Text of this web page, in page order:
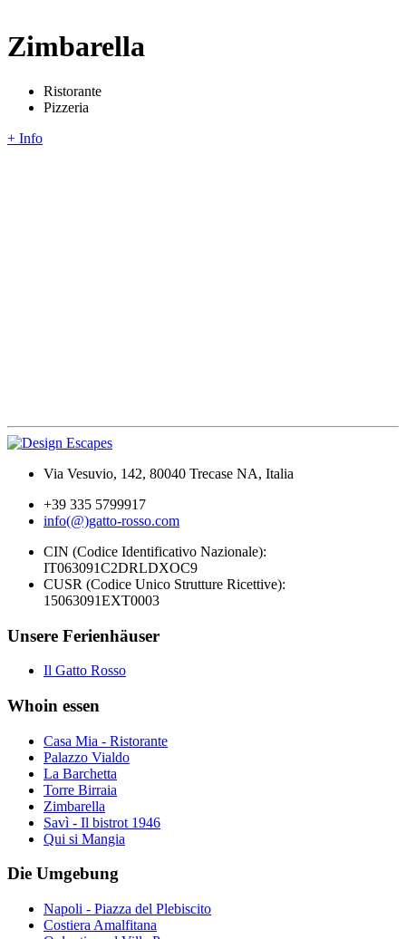
Zimbarella
Ristorante
Pizzeria
+ Info
Via Vesuvio, 142, 80040 Trecase NA, Italia
+39 335 5799917
info(@)gatto-rosso.com
CIN (Codice Identificativo Nazionale):
IT063091C2DRLDXOC9
CUSR (Codice Unico Strutture Ricettive):
15063091EXT0003
Unsere Ferienhäuser
Il Gatto Rosso
Whoin essen
Casa Mia - Ristorante
Palazzo Vialdo
La Barchetta
Torre Birraia
Zimbarella
Savì - Il bistrot 1946
Qui si Mangia
Die Umgebung
Napoli - Piazza del Plebiscito
Costiera Amalfitana